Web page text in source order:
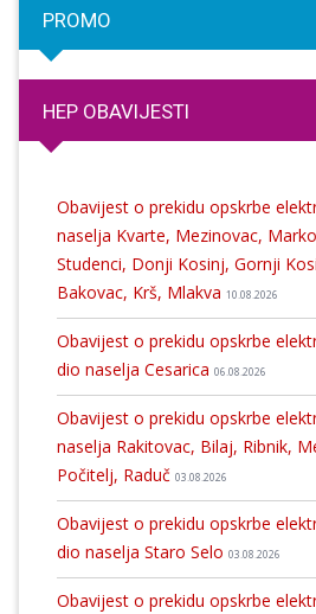
PROMO
HEP OBAVIJESTI
Obavijest o prekidu opskrbe
naselja Kvarte, Mezinovac,
Studenci, Donji Kosinj, Gornji
Bakovac, Krš, Mlakva 10.08.2026
Obavijest o prekidu opskrbe
dio naselja Cesarica 06.08.2026
Obavijest o prekidu opskrbe
naselja Rakitovac, Bilaj, Ribnik,
Počitelj, Raduč 03.08.2026
Obavijest o prekidu opskrbe
dio naselja Staro Selo 03.08.2026
Obavijest o prekidu opskrbe